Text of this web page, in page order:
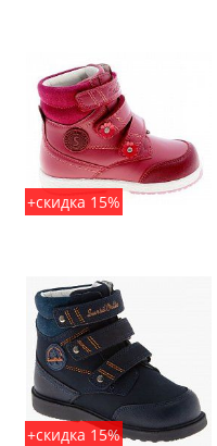
+скидка 15%
+скидка 15%